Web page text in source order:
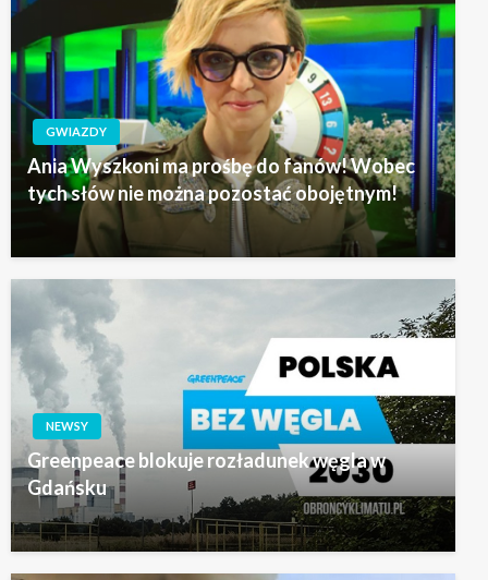
GWIAZDY
Ania Wyszkoni ma prośbę do fanów! Wobec
tych słów nie można pozostać obojętnym!
NEWSY
Greenpeace blokuje rozładunek węgla w
Gdańsku